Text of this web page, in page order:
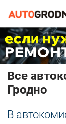
Все
Гродно
В